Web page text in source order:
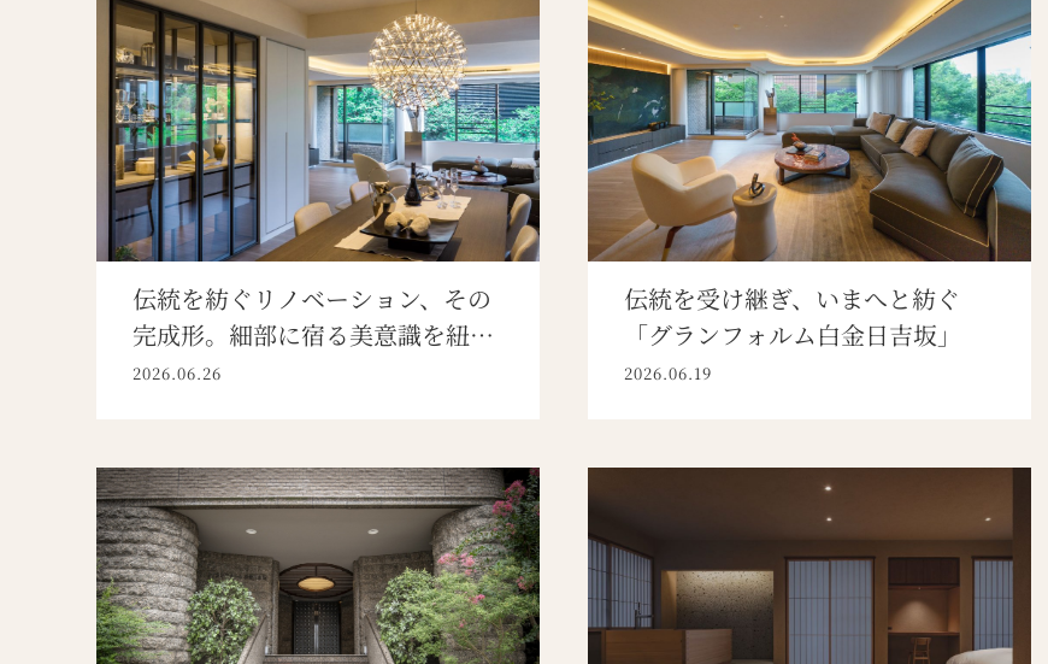
伝統を紡ぐリノベーション、その
完成形。細部に宿る美意識を紐解
く
2026.06.26
伝統を受け継ぎ、いまへと紡ぐ
「グランフォルム白金日吉坂」
2026.06.19